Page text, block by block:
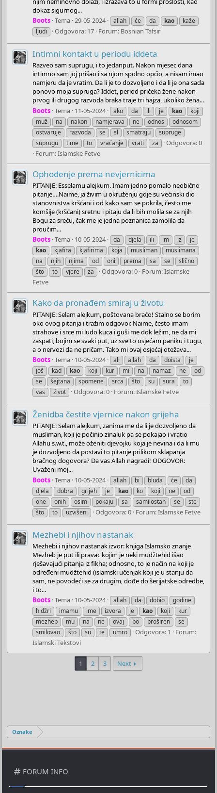
dokaz sigurnog...
Boots Tema 29-05-2024 allah će da kao
kaže
ljudi
Odgovora: 17 Forum: Bosnian Tafsir
Intimni kontakt u periodu iddeta
Razveo sam suprugu, i to jedanput. Nakon mjesec dana
intimno sam joj prišao i sa njom spolno općio, a nisam imao
namjeru da je vratim. Da li je to dozvoljeno i da li je ona sada
ponovo moja supruga? Iddet, period pričeka žene nakon
prvog ili drugog razvoda braka traje tri hajza, ukoliko žena...
Boots Tema 11-05-2024 ako da ili je kao
koji
muž
na nakon namjerava ne odnos
odnosom
ostvaruje
razvoda se sl smatraju
supruge
suprugu
time to vraćanje vrati za
Odgovora: 0
Forum:Islamske Fetve
Ophođenje prema nevjernicima
PITANJE: Esselamu alejkum. Imam jedno pomalo neobično
pitanje….Naime, ja živim u okruženju gdje su većinski dio
stanovnistva kršćani i od kako sam se pokrila, često me
komšije (kršćani) sretnu i pitaju da li bih molila se za njih
Bogu za sreću, čak me je jedna poznanica zamolila da
proučim...
Boots Tema 10-05-2024 da djela ili im iz
je
kao
kjafira kjafirima koja musliman
muslimana
na
njih njima od oni prema sa se
slično
što
to vjere za Odgovora: 0 Forum:Islamske
Fetve
Kako da pronađem smiraj u životu
PITANJE: Selam alejkum, poštovana braćo! Stalno se borim
oko ovog pitanja i tražim odgovor. Naime, često imam
strahove i srce mi ludo kuca i guši me dok ležim, ne da mi
zaspati, bojim se svaki put, uz sve to osjećam paniku i tugu,
a o nervozi da ne pričam. Tako mi ovaj osjećaj otežava...
Boots Tema 10-05-2024 ali allah da doista
je
još
kad kao koji kur mi na namaz ne
od
se
šejtana spomene srca što su sura
to
vas
život Odgovora: 0 Forum:Islamske Fetve
Ženidba čestite vjernice nakon grijeha
PITANJE: Selam alejkum, zanima me da li je dozvoljeno da
musliman, koji je počinio zinaluk pa se pokajao i vratio
Allahu s.w.t., može oženiti djevojku koja je nevina i da li mu
je dozvoljeno da postavi to pitanje prilikom sklapanja
bračnog dogovora? Da vas Allah nagradi! ODGOVOR:
Uvaženi moj...
Boots Tema 10-05-2024 allah bi bluda će
da
djela
dobra grijeh je kao ko koji ne
od
one
onih osim pokaju sa samilostan se
ste
što
to uzvišeni Odgovora: 0 Forum:Islamske Fetve
Mezhebi i njihov nastanak
Mezhebi i njihov nastanak izvor: knjiga Islamsko znanje
Mezheb je put ili pravac kojim je neki mudžtehid išao
rješavajući pitanja iz fikha; odnosno, to je način na koji je
određeni mudžtehid (islamski učenjak koji je u stanju da
sam, ne povodeći se za drugim, dođe do šerijatske odredbe,
i to...
Boots Tema 10-05-2024 allah da dobio
godine
hidžri
imamu ime izvora je kao koji
kur
mezheb
mu na ne ovaj po proširen
se
smilovao
što su te umro Odgovora: 1
Forum:
Islamski Tekstovi
1 2 3 Next
Oznake
FORUM INFO